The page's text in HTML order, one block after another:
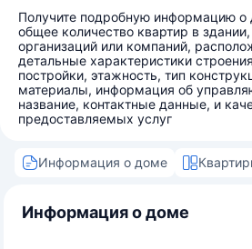
Получите подробную информацию о
общее количество квартир в
организаций или компаний,
детальные характеристики
постройки, этажность, тип
материалы, информация об
название, контактные данные, и
предоставляемых услуг
Информация о доме
Информация о доме